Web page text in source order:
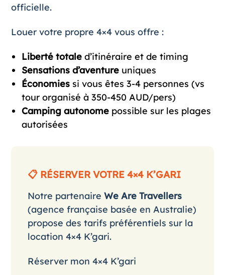
officielle.
Louer votre propre 4×4 vous offre :
Liberté totaled’itinéraire et de timing
Sensations d’aventureuniques
Économiessi vous êtes 3-4 personnes (vs
tour organisé à 350-450 AUD/pers)
Camping autonomepossible sur les plages
autorisées
📋 RÉSERVER VOTRE 4×4 K’GARI
Notre partenaire We Are Travellers
(agence française basée en Australie)
propose des tarifs préférentiels sur la
location 4×4 K’gari.
Réserver mon 4×4 K’gari